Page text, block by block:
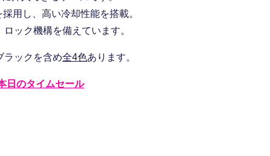
用し、高い冷却性能を搭載。
ック機構を備えています。
ラックを含め全4色あります。
日のタイムセール